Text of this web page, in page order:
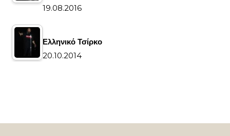
19.08.2016
Ελληνικό Τσίρκο
20.10.2014